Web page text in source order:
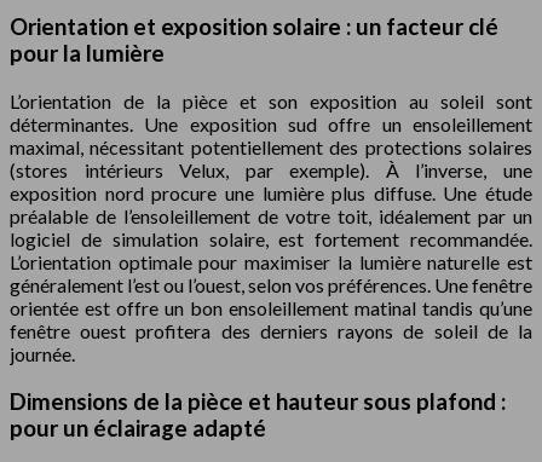
Orientation et exposition solaire : un facteur clé
pour la lumière
L’orientation de la pièce et son exposition au soleil sont
déterminantes. Une exposition sud offre un ensoleillement
maximal, nécessitant potentiellement des protections solaires
(stores intérieurs Velux, par exemple). À l’inverse, une
exposition nord procure une lumière plus diffuse. Une étude
préalable de l’ensoleillement de votre toit, idéalement par un
logiciel de simulation solaire, est fortement recommandée.
L’orientation optimale pour maximiser la lumière naturelle est
généralement l’est ou l’ouest, selon vos préférences. Une fenêtre
orientée est offre un bon ensoleillement matinal tandis qu’une
fenêtre ouest profitera des derniers rayons de soleil de la
journée.
Dimensions de la pièce et hauteur sous plafond :
pour un éclairage adapté